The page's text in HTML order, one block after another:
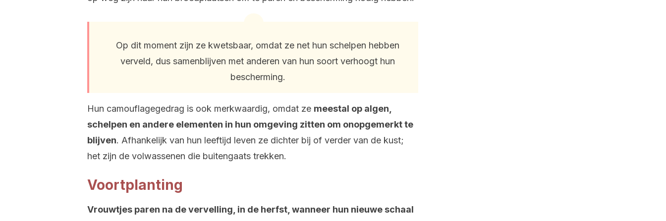
Op dit moment zijn ze kwetsbaar, omdat ze net hun schelpen hebben
verveld, dus samenblijven met anderen van hun soort verhoogt hun
bescherming.
Hun camouflagegedrag is ook merkwaardig, omdat ze meestal op algen,
schelpen en andere elementen in hun omgeving zitten om onopgemerkt te
blijven. Afhankelijk van hun leeftijd leven ze dichter bij of verder van de kust;
het zijn de volwassenen die buitengaats trekken.
Voortplanting
Vrouwtjes paren na de vervelling, in de herfst, wanneer hun nieuwe schaal